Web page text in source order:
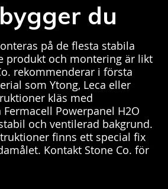
du
på de flesta stabila
produkt och montering är likt
rekommenderar i första
som Ytong, Leca eller
kläs med
Powerpanel H2O
och ventilerad bakgrund.
finns ett special fix
Kontakt Stone Co. för